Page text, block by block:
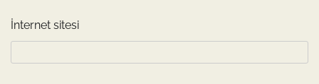
İnternet sitesi